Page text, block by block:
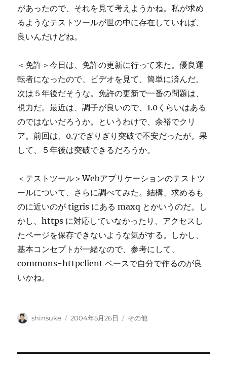
があったので、それを見て考えようかね。私が求め
るようなテストツールが世の中に存在していれば、
良いんだけどね。
＜免許＞今日は、免許の更新に行って来た。優良運
転者になったので、ビデオを見て、簡単に済んだ。
次は５年後だそうな。免許の更新で一番の問題は、
視力だ。最近は、調子が良いので、1.0くらいはある
のではないだろうか。というわけで、余裕でクリ
ア。前回は、0.7でぎりぎり突破で不安だったが。果
して、５年後は突破できるだろうか。
＜テストツール＞Webアプリケーションのテストツ
ールについて、さらに調べてみた。結構、求めるも
のに近いのが tigris にある maxq とかいうのだ。し
かし、https に対応していなかったり、アクセスし
たページを保存できないような気がする。しかし、
基本コンセプトが一緒なので、参考にして、
commons-httpclient ベースで自分で作るのが良
いかね。
投
shinsuke
投
2004年5月26日
カ
その他